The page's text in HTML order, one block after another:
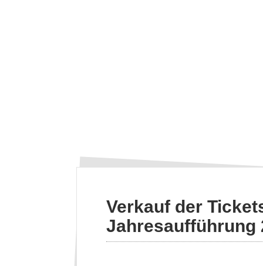
Verkauf der
Jahresaufführung